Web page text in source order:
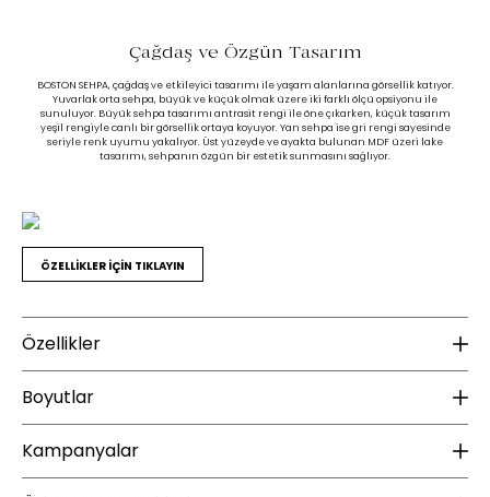
Çağdaş ve Özgün Tasarım
BOSTON SEHPA, çağdaş ve etkileyici tasarımı ile yaşam alanlarına görsellik katıyor.
Yuvarlak orta sehpa, büyük ve küçük olmak üzere iki farklı ölçü opsiyonu ile
sunuluyor. Büyük sehpa tasarımı antrasit rengi ile öne çıkarken, küçük tasarım
yeşil rengiyle canlı bir görsellik ortaya koyuyor. Yan sehpa ise gri rengi sayesinde
seriyle renk uyumu yakalıyor. Üst yüzeyde ve ayakta bulunan MDF üzeri lake
tasarımı, sehpanın özgün bir estetik sunmasını sağlıyor.
ÖZELLİKLER İÇİN TIKLAYIN
Özellikler
Üst Tabla Malzeme Bilgisi : MDF
Ayak Malzemesi :
Ayak Rengi :
Antrasit
Boyutlar
Yükseklik (mm) :
Kampanyalar